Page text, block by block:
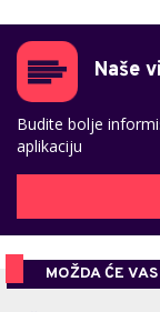
Naše
Budite bolje
aplikaciju
MOŽDA ĆE